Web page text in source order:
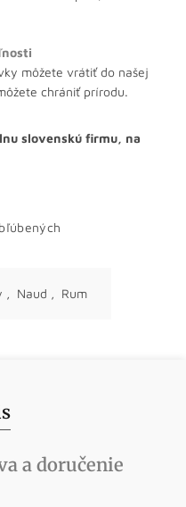
môžete vrátiť do našej
chrániť prírodu.
slovenskú firmu, na
, Naud , Rum
a doručenie